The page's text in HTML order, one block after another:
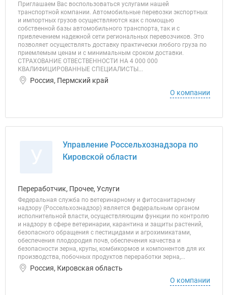
Приглашаем Вас воспользоваться услугами нашей
транспортной компании. Автомобильные перевозки экспортных
и импортных грузов осуществляются как с помощью
собственной базы автомобильного транспорта, так и с
привлечением надежной сети региональных перевозчиков. Это
позволяет осуществлять доставку практически любого груза по
приемлемым ценам и с минимальным сроком доставки.
СТРАХОВАНИЕ ОТВЕСТВЕННОСТИ НА 4 000 000
КВАЛИФИЦИРОВАННЫЕ СПЕЦИАЛИСТЫ...
Россия, Пермский край
О компании
Управление Россельхознадзора по
Кировской области
Переработчик, Прочее, Услуги
Федеральная служба по ветеринарному и фитосанитарному
надзору (Россельхознадзор) является федеральным органом
исполнительной власти, осуществляющим функции по контролю
и надзору в сфере ветеринарии, карантина и защиты растений,
безопасного обращения с пестицидами и агрохимикатами,
обеспечения плодородия почв, обеспечения качества и
безопасности зерна, крупы, комбикормов и компонентов для их
производства, побочных продуктов переработки зерна,...
Россия, Кировская область
О компании